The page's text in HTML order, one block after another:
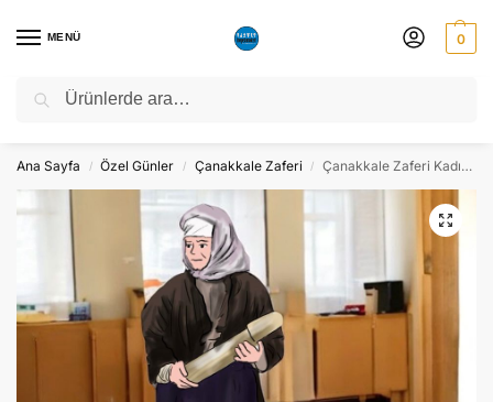
MENÜ 0
NATO ZİRVESİ NEDENİYLE 06-10 TEMMUZ TARİHLERİ ARASINDA
Ana Sayfa / Özel Günler / Çanakkale Zaferi / Çanakkale Zaferi Kadın Savaşçı Maket Pano Dekor – Süs